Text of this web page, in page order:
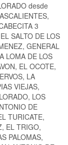
desde
3
SALTO DE LOS
GENERAL
LOMA DE LOS
EL OCOTE,
LA
VIEJAS,
LOS
DE
TURICATE,
EL TRIGO,
PALOMAS,